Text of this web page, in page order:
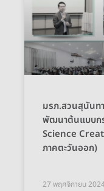
มรภ.สวนสุนันท
พัฒนาต้นแบบกร
Science
ภาคตะวันออก)
27 พฤศจิกายน